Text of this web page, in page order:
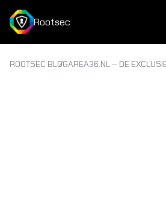
Rootsec
ROOTSEC BLOGAREA36.NL – DE